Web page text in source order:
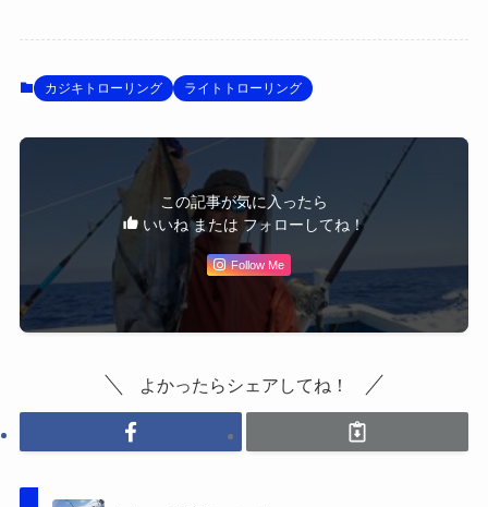
カジキトローリング ライトトローリング
この記事が気に入ったら
いいね または フォローしてね！
Follow Me
よかったらシェアしてね！